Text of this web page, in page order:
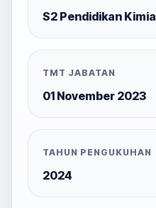
S2 Pendidikan Kimia
TMT JABATAN
01 November 2023
TAHUN PENGUKUHAN
2024